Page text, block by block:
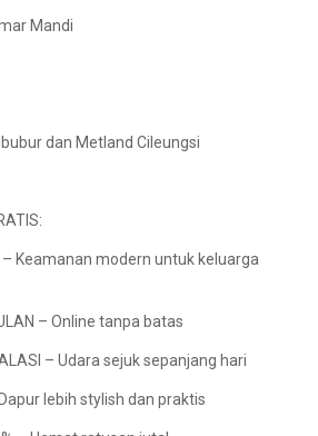
Mandi
dan Metland Cileungsi
– Keamanan modern untuk keluarga
– Online tanpa batas
– Udara sejuk sepanjang hari
lebih stylish dan praktis